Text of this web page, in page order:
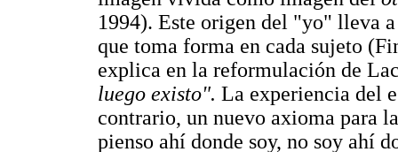
1994). Este origen del "yo" lleva
que toma forma en cada sujeto
explica en la reformulación de
luego existo". La experiencia del
contrario, un nuevo axioma para
pienso ahí donde soy, no soy ahí